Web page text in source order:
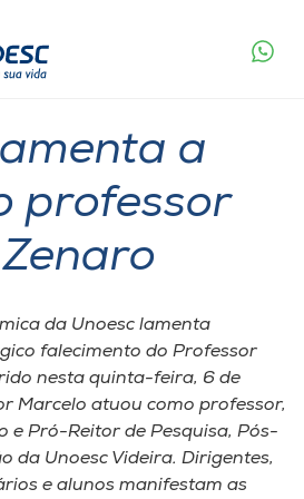
a
professor
da Unoesc lamenta
falecimento do Professor
nesta quinta-feira, 6 de
Marcelo atuou como professor,
e Pró-Reitor de Pesquisa, Pós-
da Unoesc Videira. Dirigentes,
e alunos manifestam as